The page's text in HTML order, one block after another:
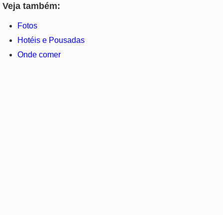
Veja também:
Fotos
Hotéis e Pousadas
Onde comer